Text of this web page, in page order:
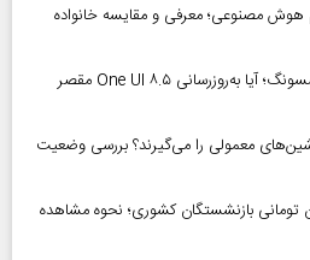
هوش مصنوعی؛ معرفی و مقایسه خانواده
بحران باتری در گوشی‌های سامسونگ؛ آیا به‌روزرسانی One UI ۸.۵ مقصر
معمولی را می‌گیرند؟ بررسی وضعیت
ضروری ۷۵ میلیون تومانی بازنشستگان کشوری؛ نحوه مشاهده